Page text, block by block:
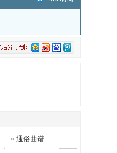
通俗曲谱